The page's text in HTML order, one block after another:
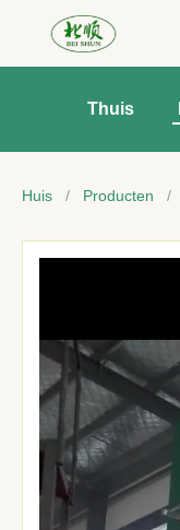
Thuis
Huis / Producten /